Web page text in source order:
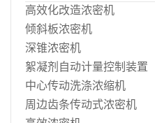
高效化改造浓密机
倾斜板浓密机
深锥浓密机
絮凝剂自动计量控制装置
中心传动洗涤浓缩机
周边齿条传动式浓密机